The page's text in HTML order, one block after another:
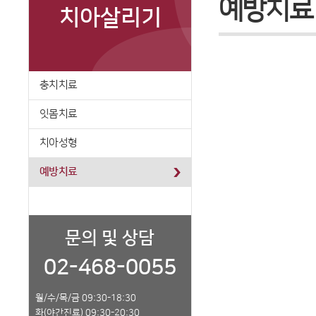
치아살리기
충치치료
잇몸치료
치아성형
예방치료
문의 및 상담
02-468-0055
월/수/목/금 09:30-18:30
화(야간진료) 09:30-20:30
예방치료